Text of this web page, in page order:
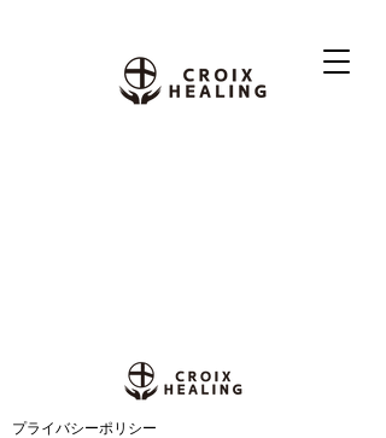
​プライバシーポリシー